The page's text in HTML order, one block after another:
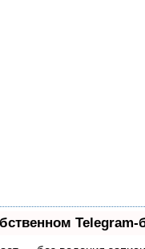
Telegram-